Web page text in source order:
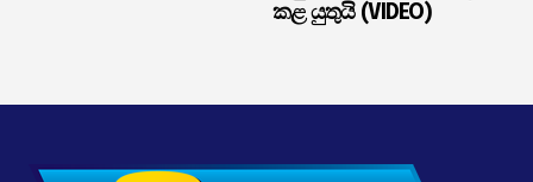
කළ යුතුයි (VIDEO)